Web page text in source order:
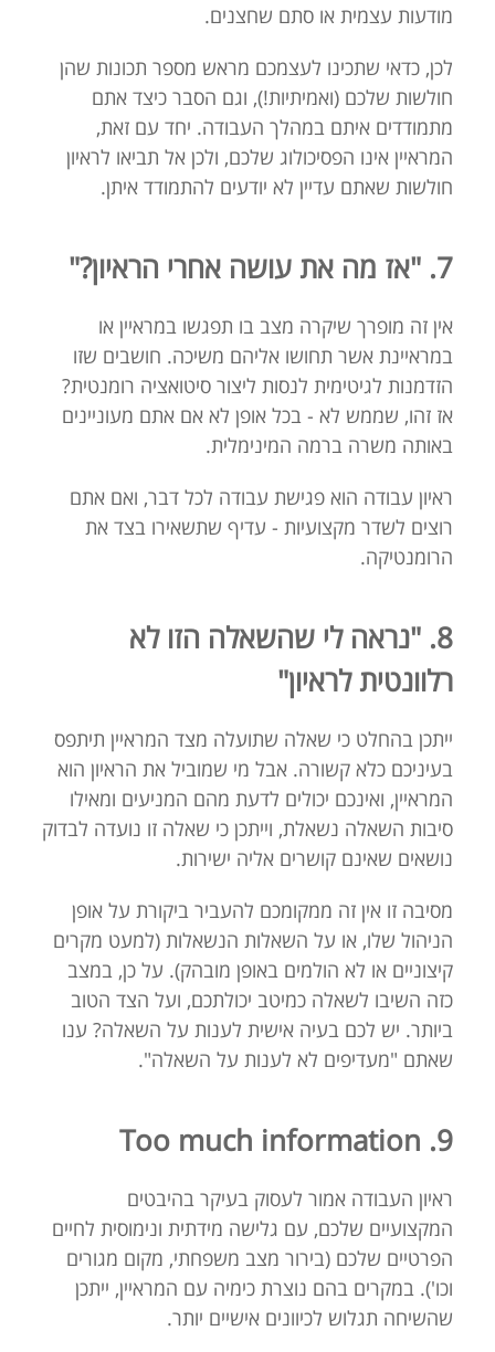
מודעות עצמית או סתם שחצנים.
לכן, כדאי שתכינו לעצמכם מראש מספר תכונות שהן
חולשות שלכם (ואמיתיות!), וגם הסבר כיצד אתם
מתמודדים איתם במהלך העבודה. יחד עם זאת,
המראיין אינו הפסיכולוג שלכם, ולכן אל תביאו לראיון
חולשות שאתם עדיין לא יודעים להתמודד איתן.
7. "אז מה את עושה אחרי הראיון?"
אין זה מופרך שיקרה מצב בו תפגשו במראיין או
במראיינת אשר תחושו אליהם משיכה. חושבים שזו
הזדמנות לגיטימית לנסות ליצור סיטואציה רומנטית?
אז זהו, שממש לא - בכל אופן לא אם אתם מעוניינים
באותה משרה ברמה המינימלית.
ראיון עבודה הוא פגישת עבודה לכל דבר, ואם אתם
רוצים לשדר מקצועיות - עדיף שתשאירו בצד את
הרומנטיקה.
8. "נראה לי שהשאלה הזו לא
רלוונטית לראיון"
ייתכן בהחלט כי שאלה שתועלה מצד המראיין תיתפס
בעיניכם כלא קשורה. אבל מי שמוביל את הראיון הוא
המראיין, ואינכם יכולים לדעת מהם המניעים ומאילו
סיבות השאלה נשאלת, וייתכן כי שאלה זו נועדה לבדוק
נושאים שאינם קושרים אליה ישירות.
מסיבה זו אין זה ממקומכם להעביר ביקורת על אופן
הניהול שלו, או על השאלות הנשאלות (למעט מקרים
קיצוניים או לא הולמים באופן מובהק). על כן, במצב
כזה השיבו לשאלה כמיטב יכולתכם, ועל הצד הטוב
ביותר. יש לכם בעיה אישית לענות על השאלה? ענו
שאתם "מעדיפים לא לענות על השאלה".
9. Too much information
ראיון העבודה אמור לעסוק בעיקר בהיבטים
המקצועיים שלכם, עם גלישה מידתית ונימוסית לחיים
הפרטיים שלכם (בירור מצב משפחתי, מקום מגורים
וכו'). במקרים בהם נוצרת כימיה עם המראיין, ייתכן
שהשיחה תגלוש לכיוונים אישיים יותר.